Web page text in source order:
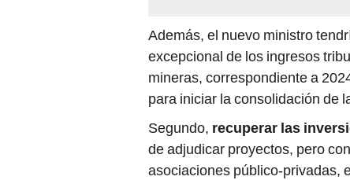
Además, el nuevo ministro
excepcional de los ingresos
mineras, correspondiente a
para iniciar la consolidación de
Segundo, recuperar las
de adjudicar proyectos, pero
asociaciones público-privadas,